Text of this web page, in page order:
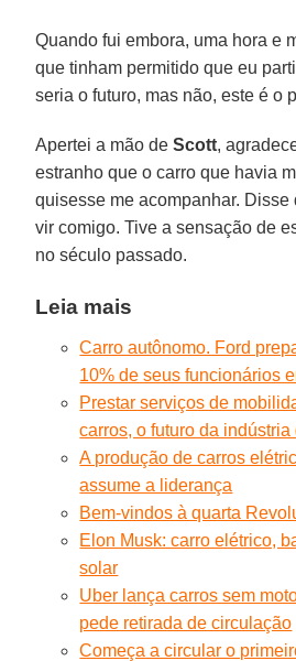
Quando fui embora, uma hora e
que tinham permitido que eu
seria o futuro, mas não, este é o
Apertei a mão deScott,
estranho que o carro que havia
quisesse me acompanhar. Disse
vir comigo. Tive a sensação de
no século passado.
Leia mais
Carro autônomo. Ford
10% de seus funcionários
Prestar serviços de
carros, o futuro da indústria
A produção de carros
assume a liderança
Bem-vindos à quarta
Elon Musk: carro elétrico,
solar
Uber lança carros sem
pede retirada de circulação
Começa a circular o